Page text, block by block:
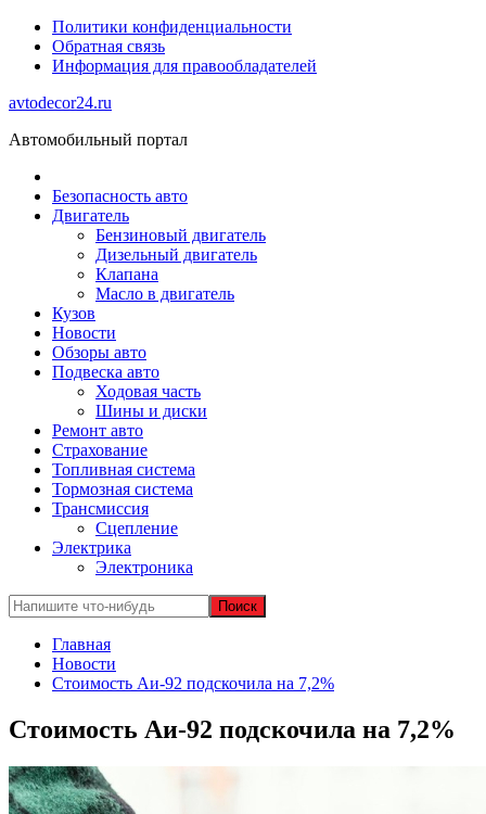
Политики конфиденциальности
Обратная связь
Информация для правообладателей
avtodecor24.ru
Автомобильный портал
Безопасность авто
Двигатель
Бензиновый двигатель
Дизельный двигатель
Клапана
Масло в двигатель
Кузов
Новости
Обзоры авто
Подвеска авто
Ходовая часть
Шины и диски
Ремонт авто
Страхование
Топливная система
Тормозная система
Трансмиссия
Сцепление
Электрика
Электроника
Главная
Новости
Стоимость Аи-92 подскочила на 7,2%
Стоимость Аи-92 подскочила на 7,2%